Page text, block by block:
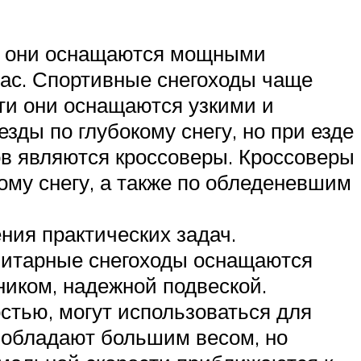
они оснащаются мощными
Спортивные снегоходы чаще
они оснащаются узкими и
по глубокому снегу, но при езде
являются кроссоверы. Кроссоверы
снегу, а также по обледеневшим
практических задач.
снегоходы оснащаются
надежной подвеской.
могут использоваться для
обладают большим весом, но